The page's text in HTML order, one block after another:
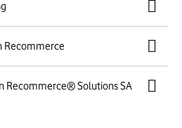
Recommerce
Recommerce® Solutions SA